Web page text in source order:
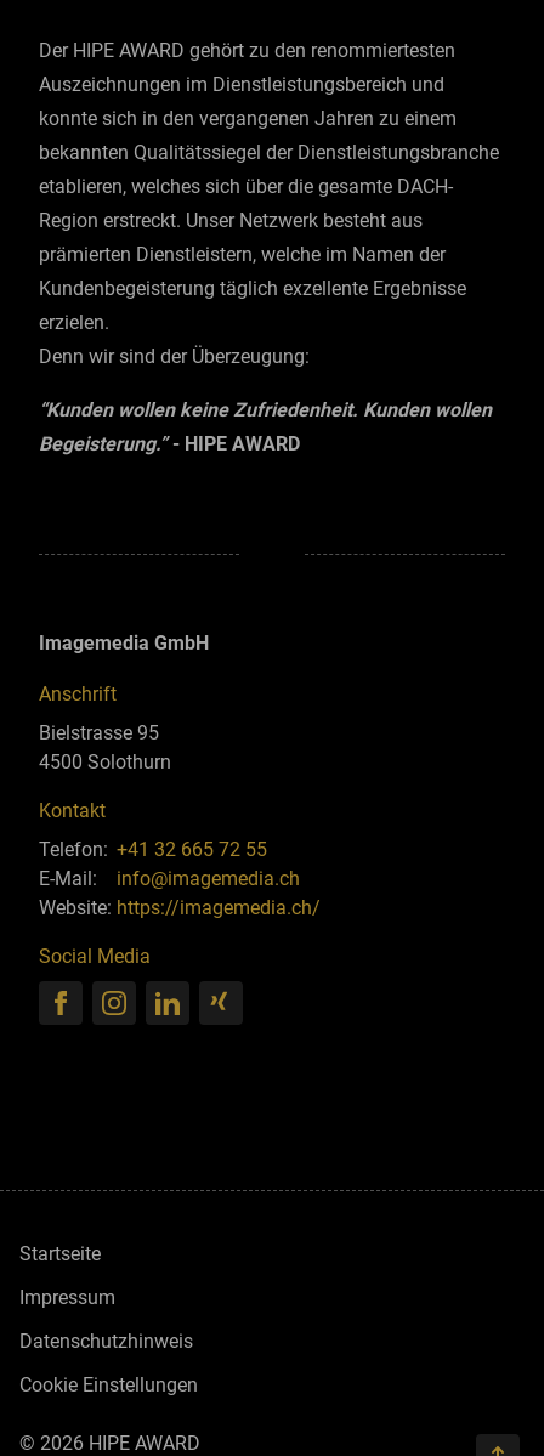
Der HIPE AWARD gehört zu den renommiertesten
Auszeichnungen im Dienstleistungsbereich und
konnte sich in den vergangenen Jahren zu einem
bekannten Qualitätssiegel der Dienstleistungsbranche
etablieren, welches sich über die gesamte DACH-
Region erstreckt. Unser Netzwerk besteht aus
prämierten Dienstleistern, welche im Namen der
Kundenbegeisterung täglich exzellente Ergebnisse
erzielen.
Denn wir sind der Überzeugung:
“Kunden wollen keine Zufriedenheit. Kunden wollen
Begeisterung.”- HIPE AWARD
Imagemedia GmbH
Anschrift
Bielstrasse 95
4500 Solothurn
Kontakt
Telefon: +41 32 665 72 55
E-Mail:
info@imagemedia.ch
Website: https://imagemedia.ch/
Social Media
Startseite
Impressum
Datenschutzhinweis
Cookie Einstellungen
© 2026 HIPE AWARD